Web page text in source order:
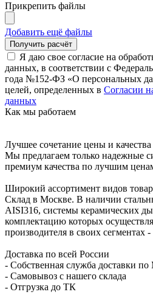
Прикрепить файлы
Добавить ещё файлы
Я даю свое согласие на
данных, в соответствии с
года №152-ФЗ «О персональных
целей, определенных в Согласии
данных
Как мы работаем
Лучшее сочетание цены и качества
Мы предлагаем только надежные
премиум качества по лучшим
Широкий ассортимент видов
Склад в Москве. В наличии
AISI316, системы керамических
комплектацию которых
производителя в своих
Доставка по всей России
- Собственная служба доставки
- Самовывоз с нашего склада
- Отгрузка до ТК